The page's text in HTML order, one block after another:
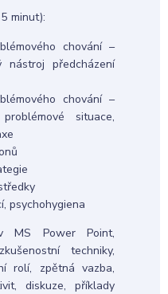
minut):
chování –
nástroj předcházení
chování –
situace,
psychohygiena
MS Power Point,
techniky,
rolí, zpětná vazba,
diskuze, příklady